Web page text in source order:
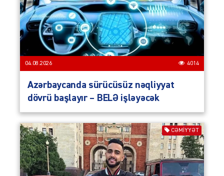
04.08.2026 4014
Azərbaycanda sürücüsüz nəqliyyat
dövrü başlayır – BELƏ işləyəcək
CƏMIYYƏT